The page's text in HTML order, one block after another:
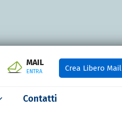
MAIL
ENTRA Crea Libero Mail
Contatti